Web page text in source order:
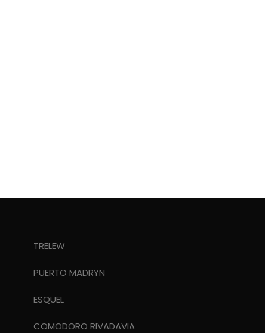
TRELEW
PUERTO MADRYN
ESQUEL
COMODORO RIVADAVIA